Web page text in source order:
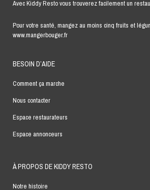
Avec Kiddy Resto vous trouverez facilement un
Pour votre santé, mangez au moins cinq fruits et
www.mangerbouger.fr
BESOIN D’AIDE
Comment ça marche
Nous contacter
Espace restaurateurs
Espace annonceurs
À PROPOS DE KIDDY RESTO
Notre histoire